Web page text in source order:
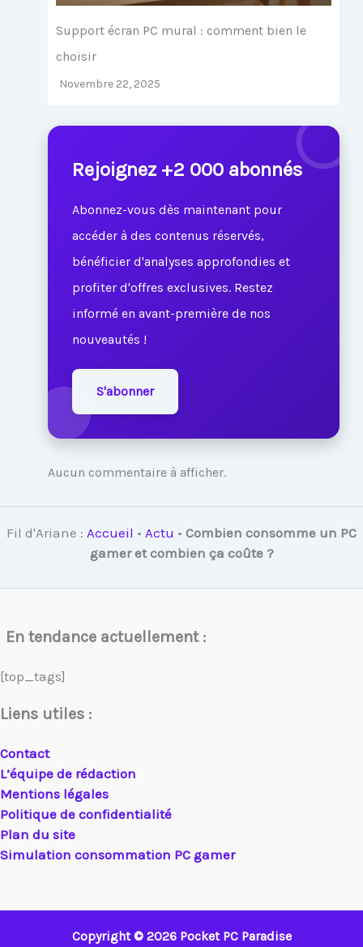
Support écran PC mural : comment bien le
choisir
Novembre 22, 2025
Rejoignez +2 000 abonnés
Abonnez-vous dès maintenant pour
accéder à des contenus réservés,
bénéficier d'analyses approfondies et
profiter d'offres exclusives. Restez
informé en avant-première de nos
nouveautés !
S'abonner
Aucun commentaire à afficher.
Fil d'Ariane : Accueil • Actu • Combien consomme un PC
gamer et combien ça coûte ?
En tendance actuellement :
[top_tags]
Liens utiles :
Contact
L’équipe de rédaction
Mentions légales
Politique de confidentialité
Plan du site
Simulation consommation PC gamer
Copyright © 2026 Pocket PC Paradise